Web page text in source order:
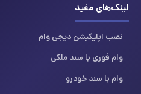
لینک‌های مفید
نصب اپلیکیشن دیجی وام
وام فوری با سند ملکی
وام با سند خودرو